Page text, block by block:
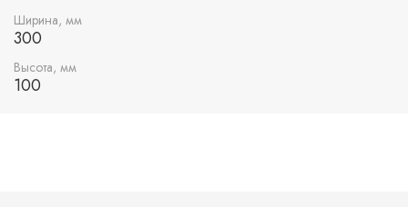
для его прокладки или замены. Широкий ряд
типоразмеров лотков и аксессуаров к ним позволяет
разработать кабельную трассу любой сложности.
Испытания лестничных лотков показали высокую
огнестойкость и сохранность всех характеристик в
Ширина, мм
300
Высота, мм
100